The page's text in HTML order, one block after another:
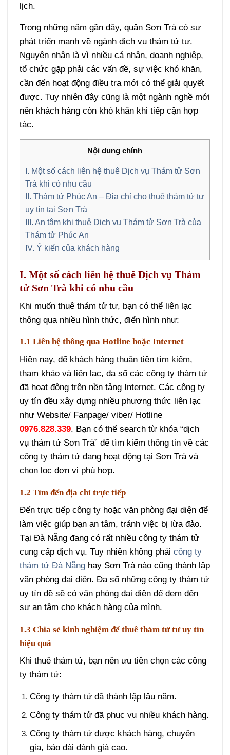
lịch.
Trong những năm gần đây, quận Sơn Trà có sự
phát triển mạnh về ngành dịch vụ thám tử tư.
Nguyên nhân là vì nhiều cá nhân, doanh nghiệp,
tổ chức gặp phải các vấn đề, sự việc khó khăn,
cần đến hoạt động điều tra mới có thể giải quyết
được. Tuy nhiên đây cũng là một ngành nghề mới
nên khách hàng còn khó khăn khi tiếp cận hợp
tác.
Nội dung chính
I. Một số cách liên hệ thuê Dịch vụ Thám tử Sơn
Trà khi có nhu cầu
II. Thám tử Phúc An – Địa chỉ cho thuê thám tử tư
uy tín tại Sơn Trà
III. An tâm khi thuê Dịch vụ Thám tử Sơn Trà của
Thám tử Phúc An
IV. Ý kiến của khách hàng
I. Một số cách liên hệ thuê Dịch vụ Thám
tử Sơn Trà khi có nhu cầu
Khi muốn thuê thám tử tư, bạn có thể liên lạc
thông qua nhiều hình thức, điển hình như:
1.1 Liên hệ thông qua Hotline hoặc Internet
Hiện nay, để khách hàng thuận tiện tìm kiếm,
tham khảo và liên lạc, đa số các công ty thám tử
đã hoạt động trên nền tảng Internet. Các công ty
uy tín đều xây dựng nhiều phương thức liên lạc
như Website/ Fanpage/ viber/ Hotline
0976.828.339. Bạn có thể search từ khóa “dịch
vụ thám tử Sơn Trà” để tìm kiếm thông tin về các
công ty thám tử đang hoạt động tại Sơn Trà và
chọn lọc đơn vị phù hợp.
1.2 Tìm đến địa chỉ trực tiếp
Đến trực tiếp công ty hoặc văn phòng đại diện để
làm việc giúp bạn an tâm, tránh việc bị lừa đảo.
Tại Đà Nẵng đang có rất nhiều công ty thám tử
cung cấp dịch vụ. Tuy nhiên không phảicông ty
thám tử Đà Nẵng hay Sơn Trà nào cũng thành lập
văn phòng đại diện. Đa số những công ty thám tử
uy tín đề sẽ có văn phòng đại diện để đem đến
sự an tâm cho khách hàng của mình.
1.3 Chia sẻ kinh nghiệm để thuê thám tử tư uy tín
hiệu quả
Khi thuê thám tử, bạn nên ưu tiên chọn các công
ty thám tử:
Công ty thám tử đã thành lập lâu năm.
Công ty thám tử đã phục vụ nhiều khách hàng.
Công ty thám tử được khách hàng, chuyên
gia, báo đài đánh giá cao.